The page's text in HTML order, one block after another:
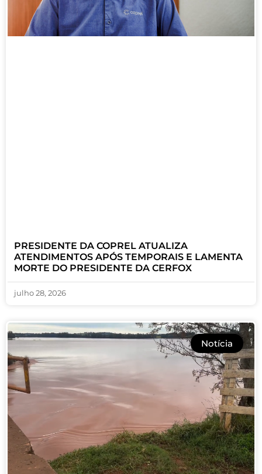
PRESIDENTE DA COPREL ATUALIZA
ATENDIMENTOS APÓS TEMPORAIS E LAMENTA
MORTE DO PRESIDENTE DA CERFOX
julho 28, 2026
Notícia